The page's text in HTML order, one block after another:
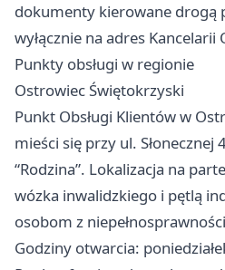
dokumenty kierowane drogą
wyłącznie na adres Kancelarii
Punkty obsługi w regionie
Ostrowiec Świętokrzyski
Punkt Obsługi Klientów w
mieści się przy ul.
“Rodzina”. Lokalizacja na
wózka inwalidzkiego i pętlą
osobom z
Godziny otwarcia: